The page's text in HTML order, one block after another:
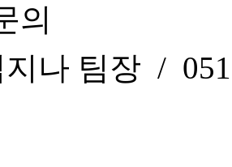
의
지나 팀장 /